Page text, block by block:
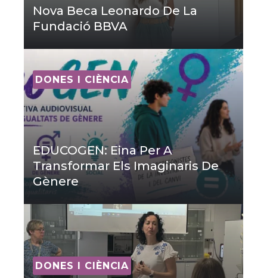
Nova Beca Leonardo De La
Fundació BBVA
DONES I CIÈNCIA
EDUCOGEN: Eina Per A
Transformar Els Imaginaris De
Gènere
DONES I CIÈNCIA